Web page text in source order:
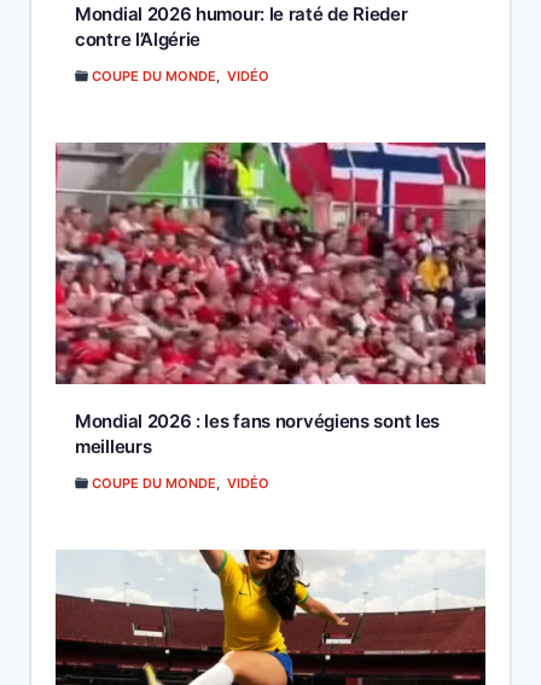
Mondial 2026 humour: le raté de Rieder
contre l’Algérie
COUPE DU MONDE VIDÉO
Mondial 2026 : les fans norvégiens sont les
meilleurs
COUPE DU MONDE, VIDÉO